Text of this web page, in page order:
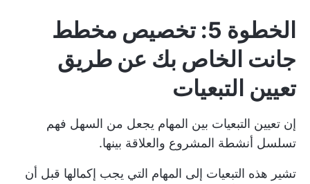
الخطوة 5: تخصيص مخطط
جانت الخاص بك عن طريق
تعيين التبعيات
إن تعيين التبعيات بين المهام يجعل من السهل فهم
تسلسل أنشطة المشروع والعلاقة بينها.
تشير هذه التبعيات إلى المهام التي يجب إكمالها قبل أن